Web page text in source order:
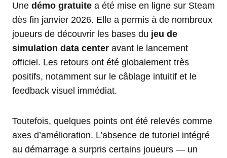
Une démo gratuite a été mise en ligne sur Steam
dès fin janvier 2026. Elle a permis à de nombreux
joueurs de découvrir les bases du jeu de
simulation data center avant le lancement
officiel. Les retours ont été globalement très
positifs, notamment sur le câblage intuitif et le
feedback visuel immédiat.
Toutefois, quelques points ont été relevés comme
axes d’amélioration. L’absence de tutoriel intégré
au démarrage a surpris certains joueurs — un